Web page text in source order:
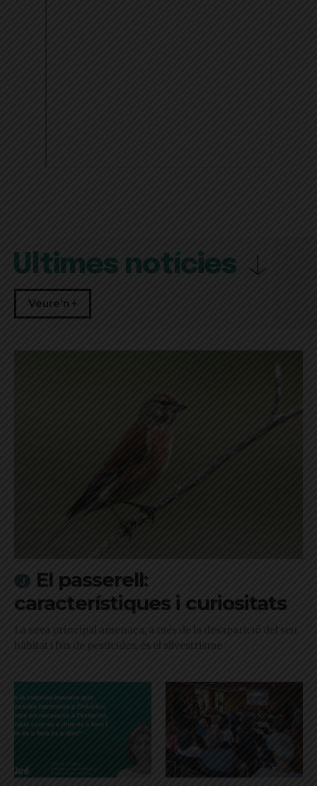
Últimes notícies
Veure'n +
El passerell:
característiques i curiositats
La seva principal amenaça, a més de la desaparició del seu
hàbitat i l'ús de pesticides, és el silvestrisme